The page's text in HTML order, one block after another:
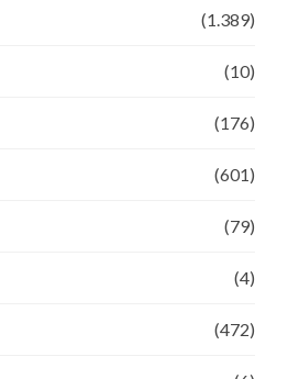
(1.389)
(10)
(176)
(601)
(79)
(4)
(472)